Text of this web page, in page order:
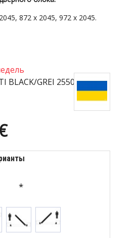
872 x 2045, 972 x 2045.
BLACK/GREI 2550mm